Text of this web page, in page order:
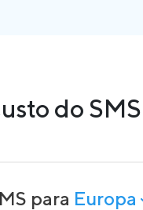
do
para Europa